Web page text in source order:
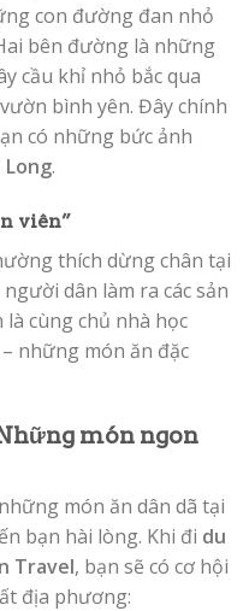
con đường đan nhỏ
bên đường là những
cầu khỉ nhỏ bắc qua
bình yên. Đây chính
có những bức ảnh
Long.
viên”
thích dừng chân tại
dân làm ra các sản
cùng chủ nhà học
những món ăn đặc
món ngon
món ăn dân dã tại
bạn hài lòng. Khi đi du
Travel, bạn sẽ có cơ hội
địa phương: